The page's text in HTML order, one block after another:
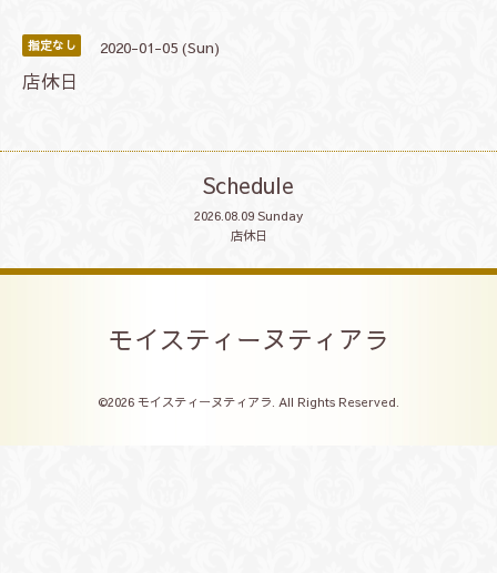
指定なし 2020-01-05 (Sun)
店休日
Schedule
2026.08.09 Sunday
店休日
モイスティーヌティアラ
©2026 モイスティーヌティアラ . All Rights Reserved.